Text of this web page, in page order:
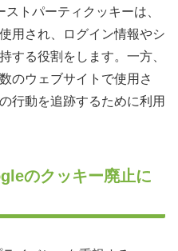
トパーティクッキーは、
用され、ログイン情報やシ
する役割をします。一方、
のウェブサイトで使用さ
行動を追跡するために利用
のクッキー廃止に